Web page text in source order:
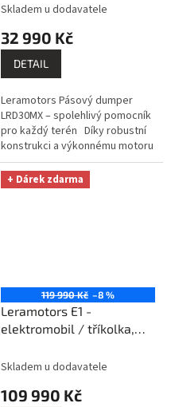
Skladem u dodavatele
32 990 Kč
DETAIL
Leramotors Pásový dumper
LRD30MX – spolehlivý pomocník
pro každý terén Díky robustní
konstrukci a výkonnému motoru
DUCAR 209 cc zvládne přepravit
až 300 kg nákladu bez...
+ Dárek zdarma
119 990 Kč –8 %
Leramotors E1 -
elektromobil / tříkolka,
zprovozníme / dovezeme
zaškolíme / platí do 60 km
Skladem u dodavatele
109 990 Kč